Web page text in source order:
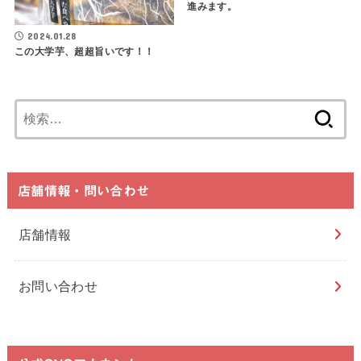
2024.01.28
この大学芋、超超旨いです！！
進みます。
索:
店舗情報・問い合わせ
店舗情報
お問い合わせ